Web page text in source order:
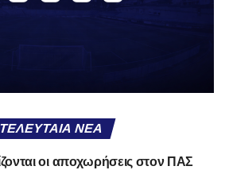
ΤΕΛΕΥΤΑΊΑ ΝΈΑ
οι αποχωρήσεις στον ΠΑΣ